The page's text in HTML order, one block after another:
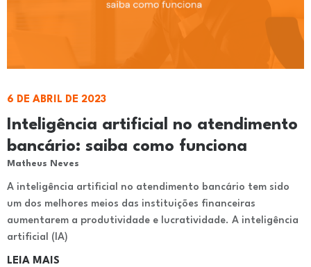
Inteligência artificial no atendimento
bancário: saiba como funciona
Matheus Neves
6 DE ABRIL DE 2023
A inteligência artificial no atendimento bancário tem sido
um dos melhores meios das instituições financeiras
aumentarem a produtividade e lucratividade. A inteligência
artificial (IA)
LEIA MAIS